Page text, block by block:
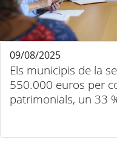
Els municipis de la
550.000 euros per
patrimonials, un 33
09/08/2025